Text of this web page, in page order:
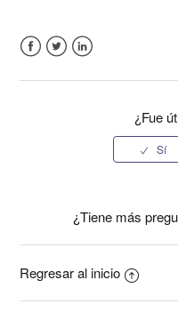
¿Fue
¿Tiene más
Regresar al inicio